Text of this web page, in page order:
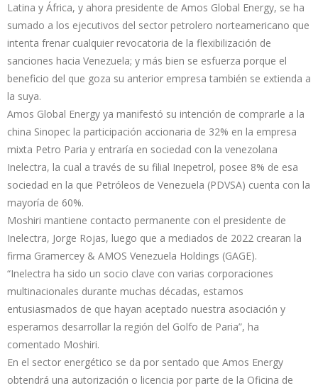
Latina y África, y ahora presidente de Amos Global Energy, se ha
sumado a los ejecutivos del sector petrolero norteamericano que
intenta frenar cualquier revocatoria de la flexibilización de
sanciones hacia Venezuela; y más bien se esfuerza porque el
beneficio del que goza su anterior empresa también se extienda a
la suya.
Amos Global Energy ya manifestó su intención de comprarle a la
china Sinopec la participación accionaria de 32% en la empresa
mixta Petro Paria y entraría en sociedad con la venezolana
Inelectra, la cual a través de su filial Inepetrol, posee 8% de esa
sociedad en la que Petróleos de Venezuela (PDVSA) cuenta con la
mayoría de 60%.
Moshiri mantiene contacto permanente con el presidente de
Inelectra, Jorge Rojas, luego que a mediados de 2022 crearan la
firma Gramercey & AMOS Venezuela Holdings (GAGE).
“Inelectra ha sido un socio clave con varias corporaciones
multinacionales durante muchas décadas, estamos
entusiasmados de que hayan aceptado nuestra asociación y
esperamos desarrollar la región del Golfo de Paria”, ha
comentado Moshiri.
En el sector energético se da por sentado que Amos Energy
obtendrá una autorización o licencia por parte de la Oficina de